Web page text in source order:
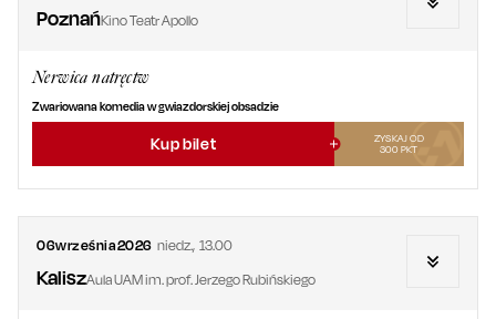
PoznańKino Teatr Apollo
Nerwica natręctw
Zwariowana komedia w gwiazdorskiej obsadzie
Kup bilet
ZYSKAJ OD
300 PKT
06września2026 niedz., 13.00
KaliszAula UAM im. prof. Jerzego Rubińskiego